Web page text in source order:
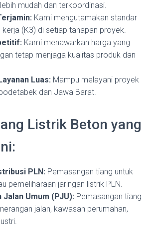
mudah dan terkoordinasi.
Kami mengutamakan standar
(K3) di setiap tahapan proyek.
Kami menawarkan harga yang
tetap menjaga kualitas produk dan
Luas: Mampu melayani proyek
dan Jawa Barat.
Listrik Beton yang
PLN: Pemasangan tiang untuk
pemeliharaan jaringan listrik PLN.
Jalan Umum (PJU): Pemasangan tiang
jalan, kawasan perumahan,